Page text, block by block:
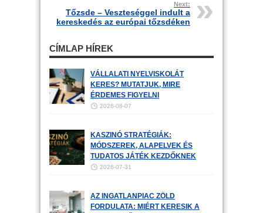
Next:
Tőzsde – Veszteséggel indult a
kereskedés az európai tőzsdéken
CÍMLAP HÍREK
VÁLLALATI NYELVISKOLÁT
KERES? MUTATJUK, MIRE
ÉRDEMES FIGYELNI
2026-08-07
KASZINÓ STRATÉGIÁK:
MÓDSZEREK, ALAPELVEK ÉS
TUDATOS JÁTÉK KEZDŐKNEK
2026-07-31
AZ INGATLANPIAC ZÖLD
FORDULATA: MIÉRT KERESIK A